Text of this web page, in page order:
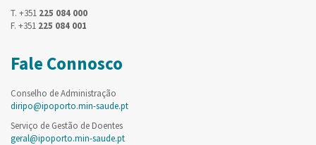
T. +351 225 084 000
F. +351 225 084 001
Fale Connosco
Conselho de Administração
diripo@ipoporto.min-saude.pt
Serviço de Gestão de Doentes
geral@ipoporto.min-saude.pt